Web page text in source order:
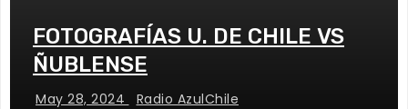
FOTOGRAFÍAS U. DE CHILE VS
ÑUBLENSE
May 28, 2024 Radio AzulChile